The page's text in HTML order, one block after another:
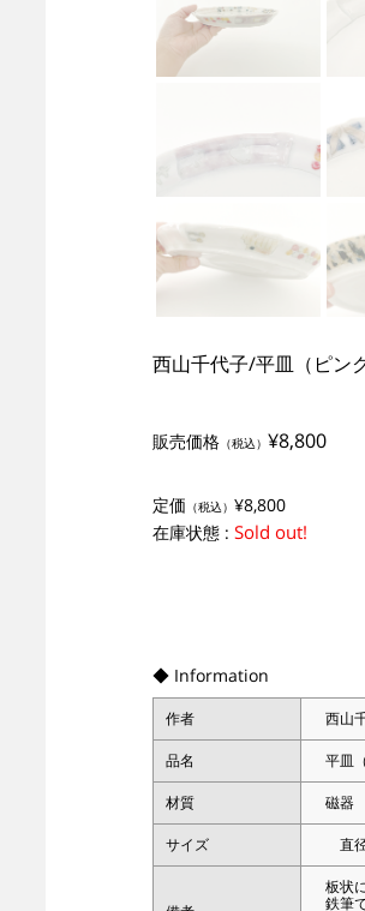
西山千代子/平皿（ピン
販売価格 （税込） ¥8,800
定価 （税込） ¥8,800
在庫状態 : Sold out!
◆ Information
作者 西山
品名 平皿
材質 磁器
サイズ 直
板状
鉄筆